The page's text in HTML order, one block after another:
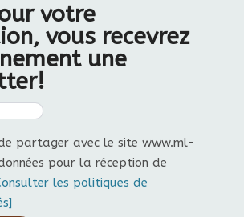
votre
vous recevrez
une
partager avec le site www.ml-
pour la réception de
les politiques de